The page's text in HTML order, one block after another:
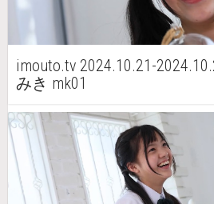
imouto.tv 2024.10.21-
みき mk01